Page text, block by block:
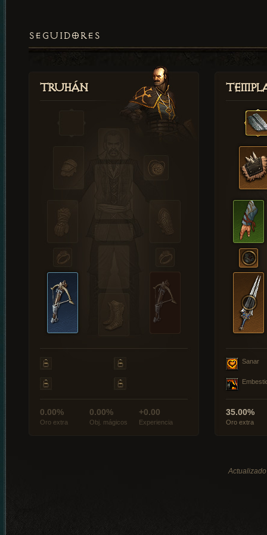
SEGUIDORES
Truhán
0.00%
Oro extra
0.00%
Obj. mágicos
+0.00
Experiencia
Sanar
35.00%
Oro extra